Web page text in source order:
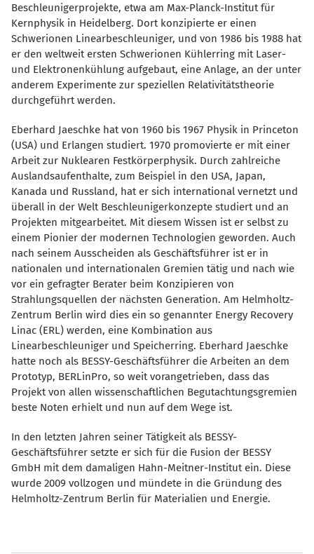
Beschleunigerprojekte, etwa am Max-Planck-Institut für
Kernphysik in Heidelberg. Dort konzipierte er einen
Schwerionen Linearbeschleuniger, und von 1986 bis 1988 hat
er den weltweit ersten Schwerionen Kühlerring mit Laser-
und Elektronenkühlung aufgebaut, eine Anlage, an der unter
anderem Experimente zur speziellen Relativitätstheorie
durchgeführt werden.
Eberhard Jaeschke hat von 1960 bis 1967 Physik in Princeton
(USA) und Erlangen studiert. 1970 promovierte er mit einer
Arbeit zur Nuklearen Festkörperphysik. Durch zahlreiche
Auslandsaufenthalte, zum Beispiel in den USA, Japan,
Kanada und Russland, hat er sich international vernetzt und
überall in der Welt Beschleunigerkonzepte studiert und an
Projekten mitgearbeitet. Mit diesem Wissen ist er selbst zu
einem Pionier der modernen Technologien geworden. Auch
nach seinem Ausscheiden als Geschäftsführer ist er in
nationalen und internationalen Gremien tätig und nach wie
vor ein gefragter Berater beim Konzipieren von
Strahlungsquellen der nächsten Generation. Am Helmholtz-
Zentrum Berlin wird dies ein so genannter Energy Recovery
Linac (ERL) werden, eine Kombination aus
Linearbeschleuniger und Speicherring. Eberhard Jaeschke
hatte noch als BESSY-Geschäftsführer die Arbeiten an dem
Prototyp, BERLinPro, so weit vorangetrieben, dass das
Projekt von allen wissenschaftlichen Begutachtungsgremien
beste Noten erhielt und nun auf dem Wege ist.
In den letzten Jahren seiner Tätigkeit als BESSY-
Geschäftsführer setzte er sich für die Fusion der BESSY
GmbH mit dem damaligen Hahn-Meitner-Institut ein. Diese
wurde 2009 vollzogen und mündete in die Gründung des
Helmholtz-Zentrum Berlin für Materialien und Energie.